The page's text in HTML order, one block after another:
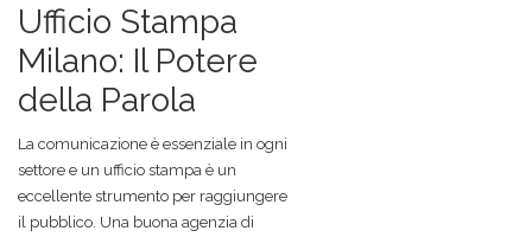
Ufficio Stampa
Milano: Il Potere
della Parola
La comunicazione è essenziale in ogni
settore e un ufficio stampa è un
eccellente strumento per raggiungere
il pubblico. Una buona agenzia di